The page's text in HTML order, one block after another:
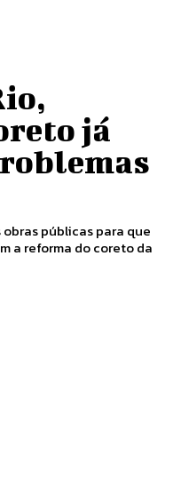
já
públicas para que
a reforma do coreto da